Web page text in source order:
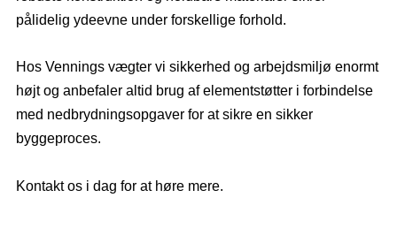
pålidelig ydeevne under forskellige forhold.
Hos Vennings vægter vi sikkerhed og arbejdsmiljø enormt
højt og anbefaler altid brug af elementstøtter i forbindelse
med nedbrydningsopgaver for at sikre en sikker
byggeproces.
Kontakt os i dag for at høre mere.